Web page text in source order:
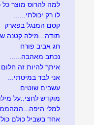
למה להרוס מוצר כל
לו רק יכולתי......
קסם המנגל בפארק
תודה...מילה קטנה
חג אביב פורח
נכתב מאהבה......
איתך להיות זה חלום
אני לבד במיטתי...
עשבים שוטים....
מוקדש לחצי..על
למלי
אחד בשביל כולם